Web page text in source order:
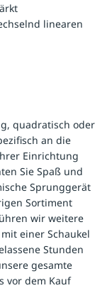
linearen
quadratisch oder
an die
Einrichtung
Sie Spaß und
Sprunggerät
Sortiment
wir weitere
einer Schaukel
Stunden
gesamte
vor dem Kauf